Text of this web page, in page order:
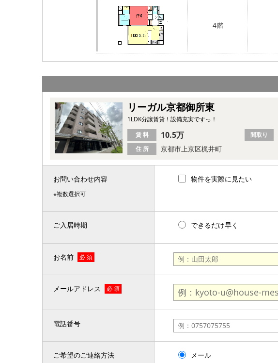
4階
リーガル京都御所東
1LDK分譲賃貸！設備充実ですっ！
住 所 京都市上京区梶井町
賃 料 10.5万 間取り
お問い合わせ内容
※複数選択可
物件を実際に見たい
ご入居時期 できるだけ早く
お名前 必 須
メールアドレス 必 須
電話番号
ご希望のご連絡方法 メール